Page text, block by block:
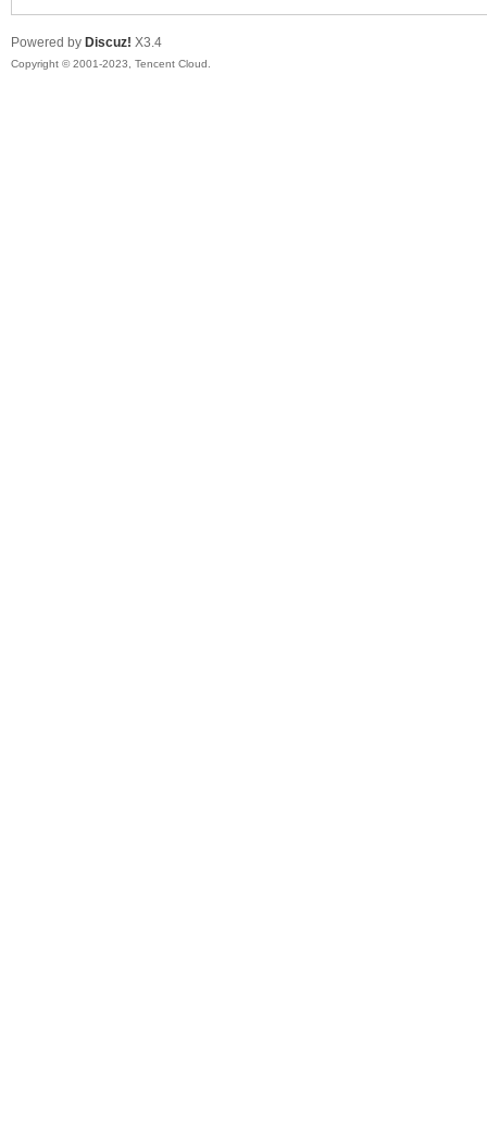
Powered by Discuz! X3.4
Copyright © 2001-2023, Tencent Cloud.